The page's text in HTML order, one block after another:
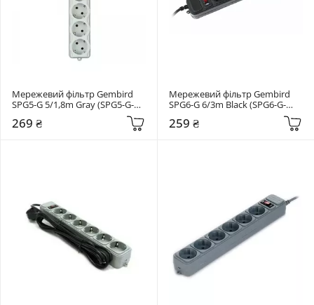
Мережевий фільтр Gembird
SPG5-G 5/1,8m Gray (SPG5-G-
269 ₴
Мережевий фільтр Gembird
SPG6-G 6/3m Black (SPG6-G-
259 ₴